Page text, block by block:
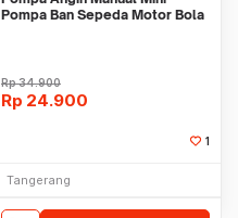
Pompa Ban Sepeda Motor Bola
Rp34.900
Rp 24.900
1
Tangerang